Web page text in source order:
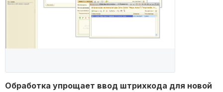
Обработка упрощает ввод штрихкода для новой